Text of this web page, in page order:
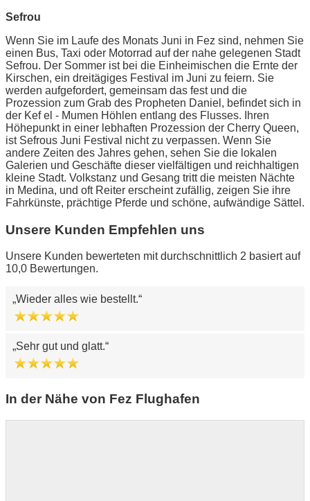
Sefrou
Wenn Sie im Laufe des Monats Juni in Fez sind, nehmen Sie
einen Bus, Taxi oder Motorrad auf der nahe gelegenen Stadt
Sefrou. Der Sommer ist bei die Einheimischen die Ernte der
Kirschen, ein dreitägiges Festival im Juni zu feiern. Sie
werden aufgefordert, gemeinsam das fest und die
Prozession zum Grab des Propheten Daniel, befindet sich in
der Kef el - Mumen Höhlen entlang des Flusses. Ihren
Höhepunkt in einer lebhaften Prozession der Cherry Queen,
ist Sefrous Juni Festival nicht zu verpassen. Wenn Sie
andere Zeiten des Jahres gehen, sehen Sie die lokalen
Galerien und Geschäfte dieser vielfältigen und reichhaltigen
kleine Stadt. Volkstanz und Gesang tritt die meisten Nächte
in Medina, und oft Reiter erscheint zufällig, zeigen Sie ihre
Fahrkünste, prächtige Pferde und schöne, aufwändige Sättel.
Unsere Kunden Empfehlen uns
Unsere Kunden bewerteten mit durchschnittlich 2 basiert auf
10,0 Bewertungen.
Wieder alles wie bestellt.
Sehr gut und glatt.
In der Nähe von Fez Flughafen